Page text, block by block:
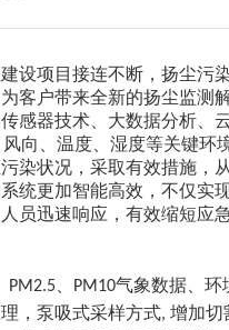
设项目接连不断，扬尘污
客户带来全新的扬尘监测
感器技术、‌大数据分析
向、‌温度、‌湿度等关键
染状况，‌采取有效措施，‌
统更加智能高效 ， 不仅实
员迅速响应，‌有效缩短
PM2.5 PM10气象数据、环
，泵吸式采样方式, 增加切